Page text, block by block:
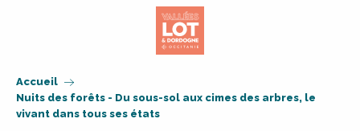
Accueil
Nuits des forêts - Du sous-sol aux cimes des arbres, le
vivant dans tous ses états